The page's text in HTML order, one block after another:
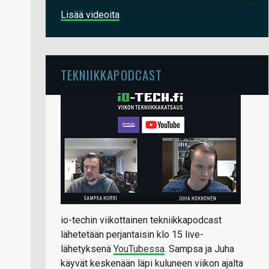
Lisää videoita
TEKNIIKKAPODCAST
io-techin viikottainen tekniikkapodcast
lähetetään perjantaisin klo 15 live-
lähetyksenä YouTubessa. Sampsa ja Juha
käyvät keskenään läpi kuluneen viikon ajalta